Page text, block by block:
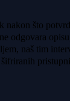
nakon što
odgovara
naš tim